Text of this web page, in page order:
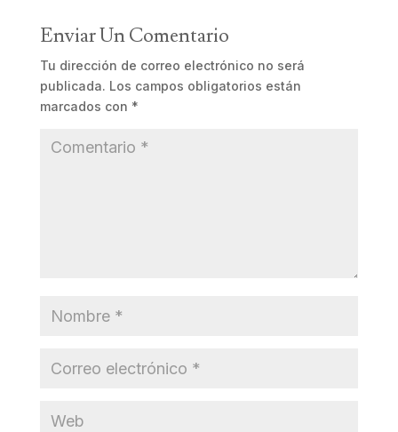
Enviar Un Comentario
Tu dirección de correo electrónico no será
publicada. Los campos obligatorios están
marcados con *